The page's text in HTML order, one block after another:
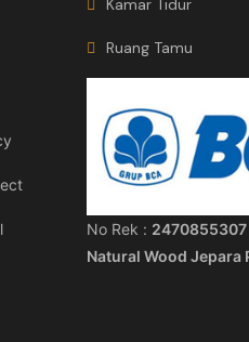
Kamar Tidur
Ruang Tamu
No Rek : 2470855307
Natural Wood Jepara